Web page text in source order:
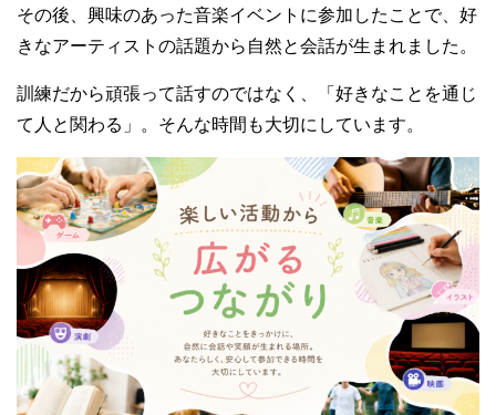
その後、興味のあった音楽イベントに参加したことで、好
きなアーティストの話題から自然と会話が生まれました。
訓練だから頑張って話すのではなく、「好きなことを通じ
て人と関わる」。そんな時間も大切にしています。